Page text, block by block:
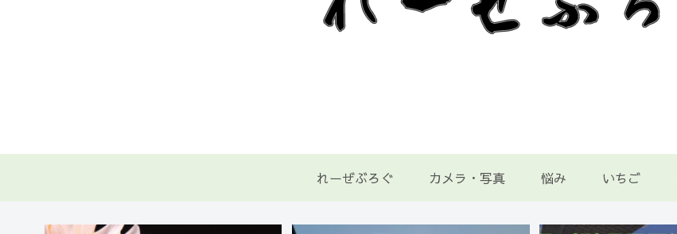
れーぜぶろぐ カメラ・写真 悩み いちご